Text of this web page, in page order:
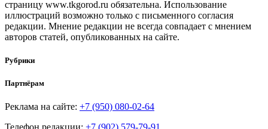
страницу www.tkgorod.ru обязательна. Использование
иллюстраций возможно только с письменного согласия
редакции. Мнение редакции не всегда совпадает с мнением
авторов статей, опубликованных на сайте.
Рубрики
Партнёрам
Реклама на сайте: +7 (950) 080-02-64